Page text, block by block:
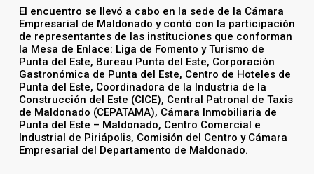
El encuentro se llevó a cabo en la sede de la Cámara
Empresarial de Maldonado y contó con la participación
de representantes de las instituciones que conforman
la Mesa de Enlace: Liga de Fomento y Turismo de
Punta del Este, Bureau Punta del Este, Corporación
Gastronómica de Punta del Este, Centro de Hoteles de
Punta del Este, Coordinadora de la Industria de la
Construcción del Este (CICE), Central Patronal de Taxis
de Maldonado (CEPATAMA), Cámara Inmobiliaria de
Punta del Este – Maldonado, Centro Comercial e
Industrial de Piriápolis, Comisión del Centro y Cámara
Empresarial del Departamento de Maldonado.